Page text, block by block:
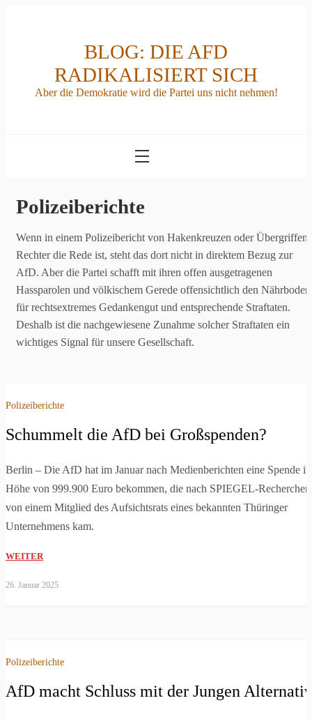
BLOG: DIE AFD
RADIKALISIERT SICH
Aber die Demokratie wird die Partei uns nicht nehmen!
Polizeiberichte
Wenn in einem Polizeibericht von Hakenkreuzen oder Übergriffen
Rechter die Rede ist, steht das dort nicht in direktem Bezug zur
AfD. Aber die Partei schafft mit ihren offen ausgetragenen
Hassparolen und völkischem Gerede offensichtlich den Nährboden
für rechtsextremes Gedankengut und entsprechende Straftaten.
Deshalb ist die nachgewiesene Zunahme solcher Straftaten ein
wichtiges Signal für unsere Gesellschaft.
Polizeiberichte
Schummelt die AfD bei Großspenden?
Berlin – Die AfD hat im Januar nach Medienberichten eine Spende in
Höhe von 999.900 Euro bekommen, die nach SPIEGEL-Recherchen
von einem Mitglied des Aufsichtsrats eines bekannten Thüringer
Unternehmens kam.
WEITER
26. Januar 2025
Polizeiberichte
AfD macht Schluss mit der Jungen